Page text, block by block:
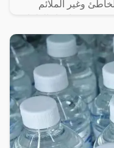
وغير الملائم